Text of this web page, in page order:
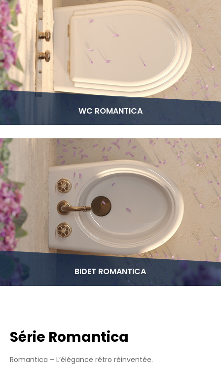
WC ROMANTICA
BIDET ROMANTICA
Série Romantica
Romantica – L’élégance rétro réinventée.